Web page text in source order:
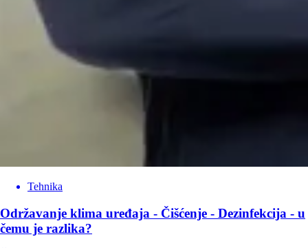
Tehnika
Održavanje klima uređaja - Čišćenje - Dezinfekcija - u
čemu je razlika?